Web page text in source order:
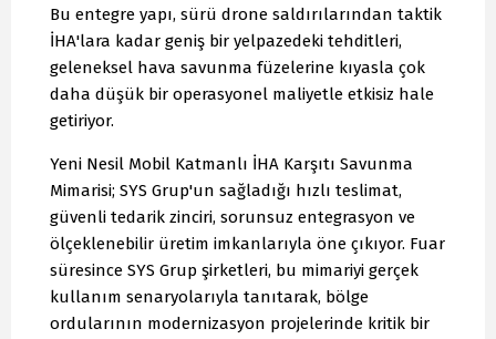
Bu entegre yapı, sürü drone saldırılarından taktik
İHA'lara kadar geniş bir yelpazedeki tehditleri,
geleneksel hava savunma füzelerine kıyasla çok
daha düşük bir operasyonel maliyetle etkisiz hale
getiriyor.
Yeni Nesil Mobil Katmanlı İHA Karşıtı Savunma
Mimarisi; SYS Grup'un sağladığı hızlı teslimat,
güvenli tedarik zinciri, sorunsuz entegrasyon ve
ölçeklenebilir üretim imkanlarıyla öne çıkıyor. Fuar
süresince SYS Grup şirketleri, bu mimariyi gerçek
kullanım senaryolarıyla tanıtarak, bölge
ordularının modernizasyon projelerinde kritik bir